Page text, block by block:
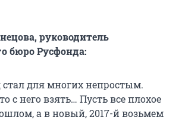
руководитель
бюро Русфонда:
для многих непростым.
с него взять… Пусть все плохое
а в новый, 2017-й возьмем